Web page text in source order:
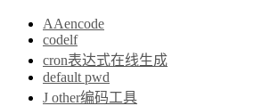
AAencode
codelf
cron表达式在线生成
default pwd
J other编码工具